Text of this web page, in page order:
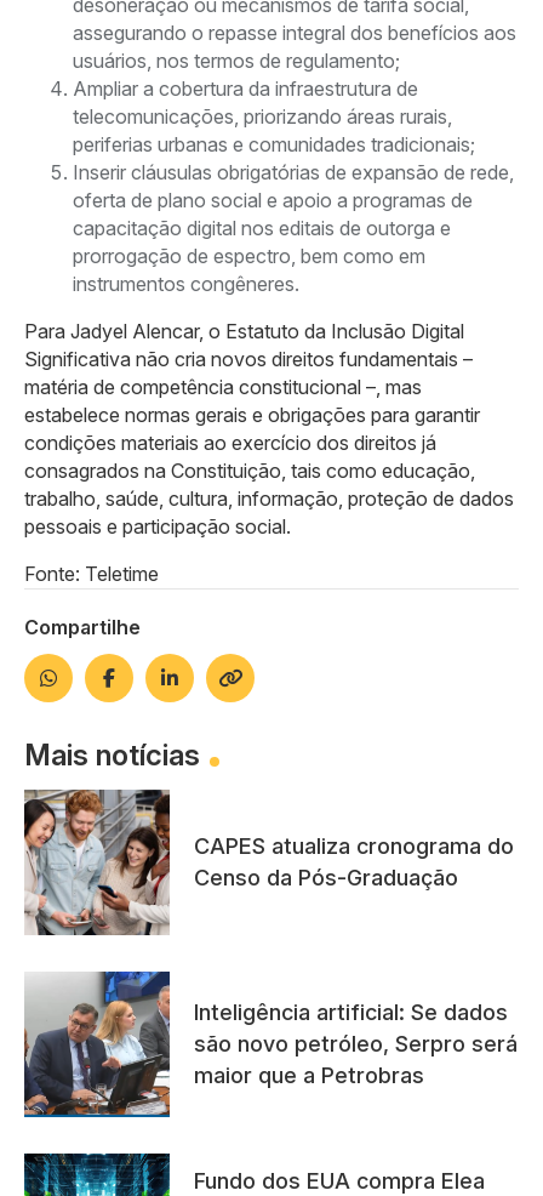
desoneração ou mecanismos de tarifa social,
assegurando o repasse integral dos benefícios aos
usuários, nos termos de regulamento;
Ampliar a cobertura da infraestrutura de
telecomunicações, priorizando áreas rurais,
periferias urbanas e comunidades tradicionais;
Inserir cláusulas obrigatórias de expansão de rede,
oferta de plano social e apoio a programas de
capacitação digital nos editais de outorga e
prorrogação de espectro, bem como em
instrumentos congêneres.
Para Jadyel Alencar, o Estatuto da Inclusão Digital
Significativa não cria novos direitos fundamentais –
matéria de competência constitucional –, mas
estabelece normas gerais e obrigações para garantir
condições materiais ao exercício dos direitos já
consagrados na Constituição, tais como educação,
trabalho, saúde, cultura, informação, proteção de dados
pessoais e participação social.
Fonte: Teletime
Compartilhe
Mais notícias
CAPES atualiza cronograma do
Censo da Pós-Graduação
Inteligência artificial: Se dados
são novo petróleo, Serpro será
maior que a Petrobras
Fundo dos EUA compra Elea